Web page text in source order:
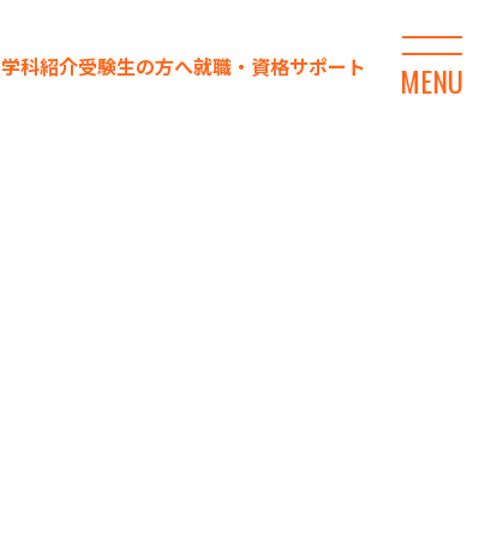
学科紹介受験生の方へ就職・資格サポート MENU